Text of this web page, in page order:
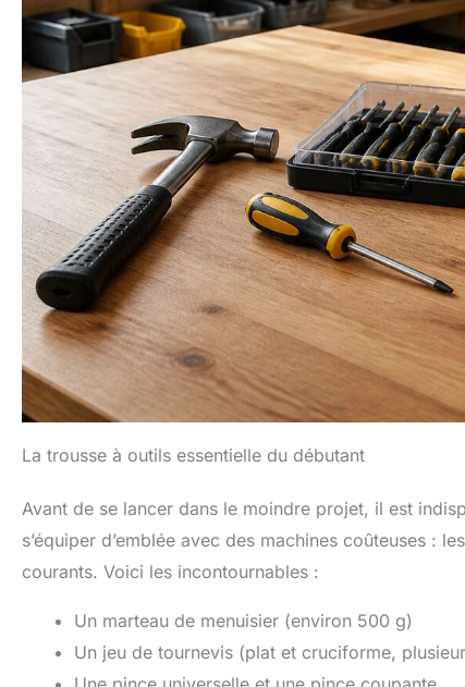
La trousse à outils essentielle du débutant
Avant de se lancer dans le moindre projet, il est
s’équiper d’emblée avec des machines coûteuses :
courants. Voici les incontournables :
Un marteau de menuisier (environ 500 g)
Un jeu de tournevis (plat et cruciforme,